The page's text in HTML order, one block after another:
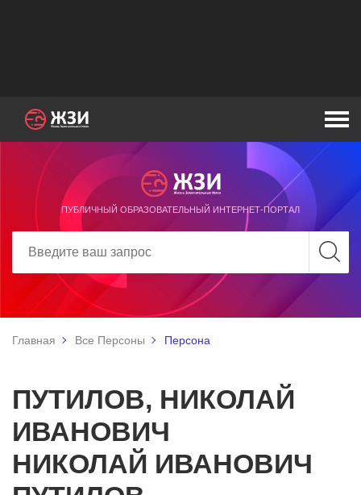
ПУБЛИЧНЫЙ ОБРАЗОВАТЕЛЬНЫЙ ИНТЕРНЕТ-ПОРТАЛ
Главная Все Персоны Персона
ПУТИЛОВ, НИКОЛАЙ
ИВАНОВИЧ
НИКОЛАЙ ИВАНОВИЧ